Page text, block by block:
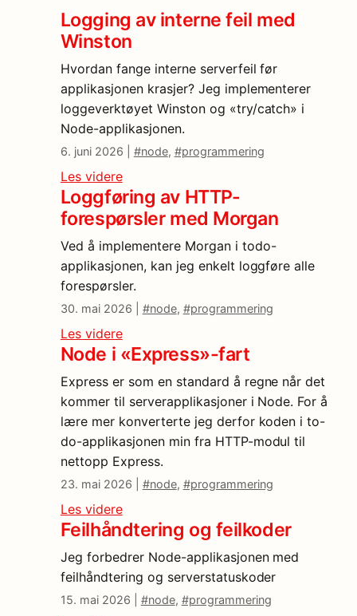
Logging av interne feil med
Winston
Hvordan fange interne serverfeil før
applikasjonen krasjer? Jeg implementerer
loggeverktøyet Winston og «try/catch» i
Node-applikasjonen.
6. juni 2026 | #node, #programmering
Les videre
Loggføring av HTTP-
forespørsler med Morgan
Ved å implementere Morgan i todo-
applikasjonen, kan jeg enkelt loggføre alle
forespørsler.
30. mai 2026 | #node, #programmering
Les videre
Node i «Express»-fart
Express er som en standard å regne når det
kommer til serverapplikasjoner i Node. For å
lære mer konverterte jeg derfor koden i to-
do-applikasjonen min fra HTTP-modul til
nettopp Express.
23. mai 2026 | #node, #programmering
Les videre
Feilhåndtering og feilkoder
Jeg forbedrer Node-applikasjonen med
feilhåndtering og serverstatuskoder
15. mai 2026 | #node, #programmering